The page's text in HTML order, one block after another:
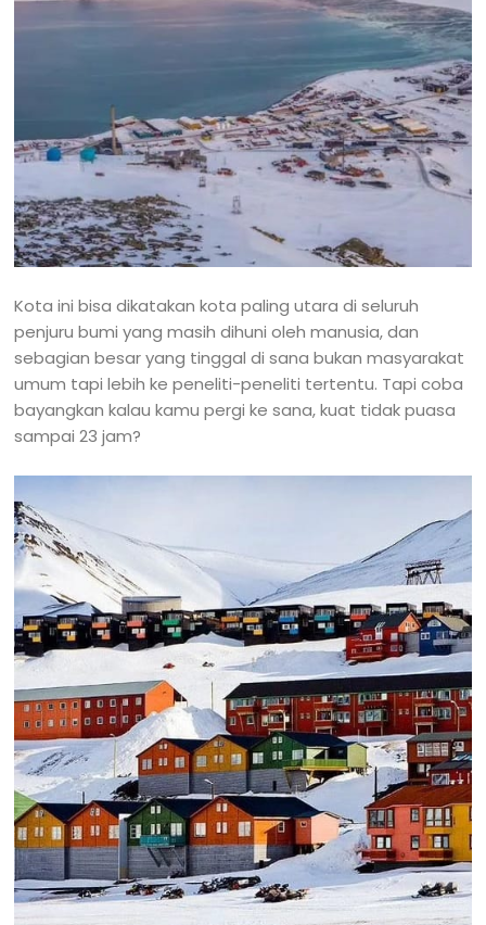
Kota ini bisa dikatakan kota paling utara di seluruh
penjuru bumi yang masih dihuni oleh manusia, dan
sebagian besar yang tinggal di sana bukan masyarakat
umum tapi lebih ke peneliti-peneliti tertentu. Tapi coba
bayangkan kalau kamu pergi ke sana, kuat tidak puasa
sampai 23 jam?